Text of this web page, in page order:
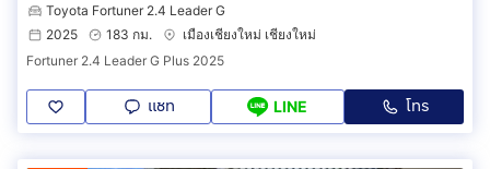
Toyota Fortuner 2.4 Leader G
2025
183 กม.
เมืองเชียงใหม่ เชียงใหม่
Fortuner 2.4 Leader G Plus 2025
แชท LINE โทร